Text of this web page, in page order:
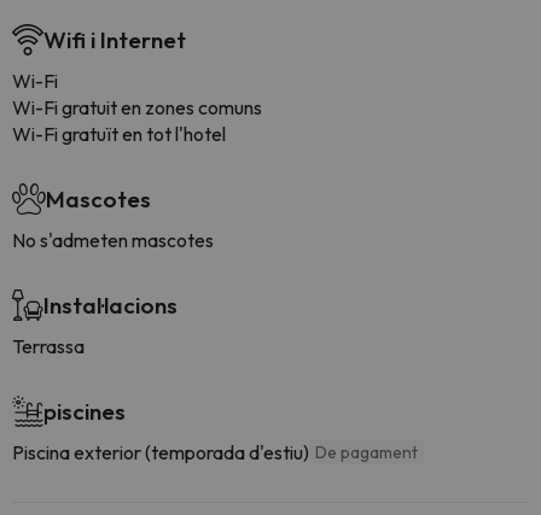
Wifi i Internet
Wi-Fi
Wi-Fi gratuit en zones comuns
Wi-Fi gratuït en tot l'hotel
Mascotes
No s'admeten mascotes
Instal·lacions
Terrassa
piscines
Piscina exterior (temporada d'estiu) De pagament